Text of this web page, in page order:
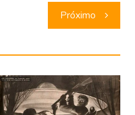
Próximo